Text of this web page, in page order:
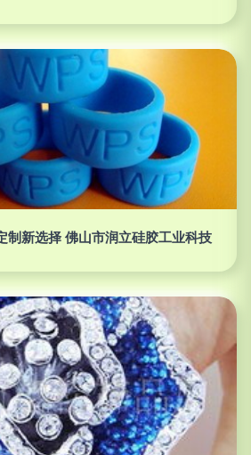
制新选择 佛山市润立硅胶工业科技